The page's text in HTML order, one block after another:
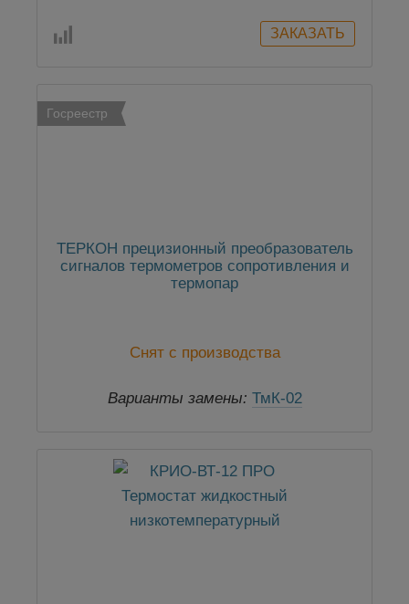
Госреестр
ТЕРКОН прецизионный преобразователь
сигналов термометров сопротивления и
термопар
Снят с производства
Варианты замены: ТмК-02